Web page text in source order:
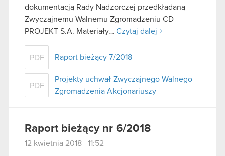
dokumentacją Rady Nadzorczej przedkładaną
Zwyczajnemu Walnemu Zgromadzeniu CD
PROJEKT S.A. Materiały… Czytaj dalej
PDF Raport bieżący 7/2018
PDF
Projekty uchwał Zwyczajnego Walnego
Zgromadzenia Akcjonariuszy
Raport bieżący nr 6/2018
12 kwietnia 2018 11:52